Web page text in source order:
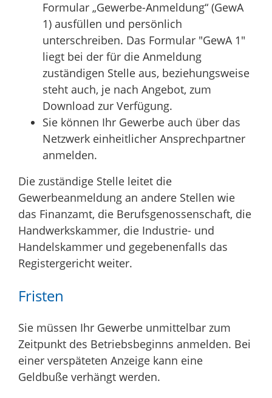
Formular „Gewerbe-Anmeldung“ (GewA
1) ausfüllen und persönlich
unterschreiben. Das Formular "GewA 1"
liegt bei der für die Anmeldung
zuständigen Stelle aus, beziehungsweise
steht auch, je nach Angebot, zum
Download zur Verfügung.
Sie können Ihr Gewerbe auch über das
Netzwerk einheitlicher Ansprechpartner
anmelden.
Die zuständige Stelle leitet die
Gewerbeanmeldung an andere Stellen wie
das Finanzamt, die Berufsgenossenschaft, die
Handwerkskammer, die Industrie- und
Handelskammer und gegebenenfalls das
Registergericht weiter.
Fristen
Sie müssen Ihr Gewerbe unmittelbar zum
Zeitpunkt des Betriebsbeginns anmelden. Bei
einer verspäteten Anzeige kann eine
Geldbuße verhängt werden.